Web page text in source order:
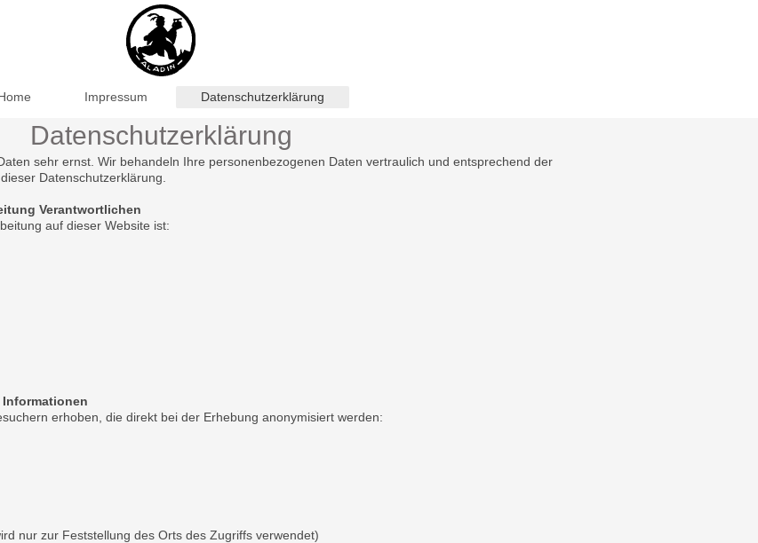
Impressum Datenschutzerklärung
Datenschutzerklärung
sehr ernst. Wir behandeln Ihre personenbezogenen Daten vertraulich und entsprechend der
Datenschutzerklärung.
Verantwortlichen
auf dieser Website ist:
erhoben, die direkt bei der Erhebung anonymisiert werden:
nur zur Feststellung des Orts des Zugriffs verwendet)